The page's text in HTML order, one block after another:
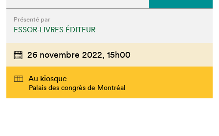
Présenté par
ESSOR-LIVRES ÉDITEUR
26 novembre 2022, 15h00
Au kiosque
Palais des congrès de Montréal